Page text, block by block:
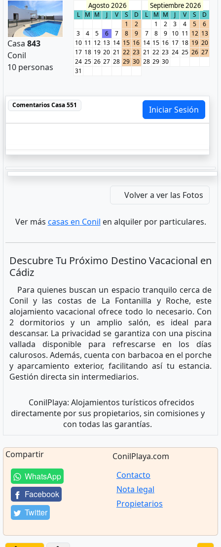
Casa 843
Conil
10 personas
Agosto 2026
L M M J V S
D
1
2
3
4 5 6 7 8
9
10 11 12 13 14 15 16
17 18 19 20 21 22 23
24 25 26 27 28 29 30
31
Septiembre 2026
L M M J V S
D
1
2 3 4 5
6
7
8 9 10 11 12 13
14 15 16 17 18 19 20
21 22 23 24 25 26 27
28 29 30
ComentariosCasa 551 Iniciar Sesión
Volver a ver las Fotos
Ver más casas en Conil en alquiler por particulares.
Descubre Tu Próximo Destino Vacacional en
Cádiz
Para quienes buscan un espacio tranquilo cerca de
Conil y las costas de La Fontanilla y Roche, este
alojamiento vacacional ofrece todo lo necesario. Con
2 dormitorios y un amplio salón, es ideal para
descansar. La privacidad se garantiza con una piscina
vallada disponible para refrescarse en los días
calurosos. Además, cuenta con barbacoa en el porche
y aparcamiento exterior, facilitando así tu estancia.
Gestión directa sin intermediarios.
ConilPlaya: Alojamientos turísticos ofrecidos
directamente por sus propietarios, sin comisiones y
con todas las garantías.
Compartir
WhatsApp
Facebook
Twitter
ConilPlaya.com
Contacto
Nota legal
Propietarios